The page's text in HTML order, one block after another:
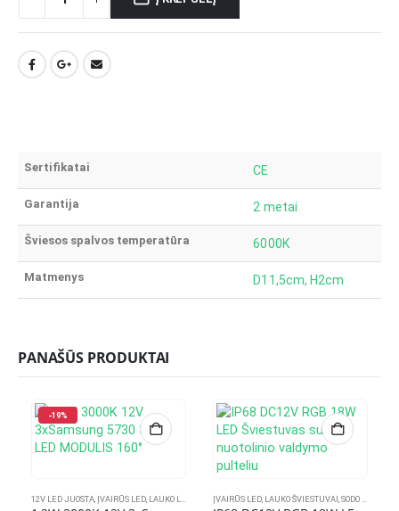
Sertifikatai CE
Garantija 2 metai
Šviesos spalvos temperatūra 6000K
Matmenys D11,5cm, H2cm
PANAŠŪS PRODUKTAI
-19%
12V LED JUOSTA ĮVAIRŪS LED LAUKO LED JUOSTA ,LED JUOSTOS IR PRIEDAI
ĮVAIRŪS LED LAUKO ŠVIESTUVAI SODO APŠVIETIMAS